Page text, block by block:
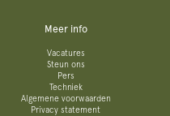
Meer info
Vacatures
Steun ons
Pers
Techniek
Algemene voorwaarden
Privacy statement